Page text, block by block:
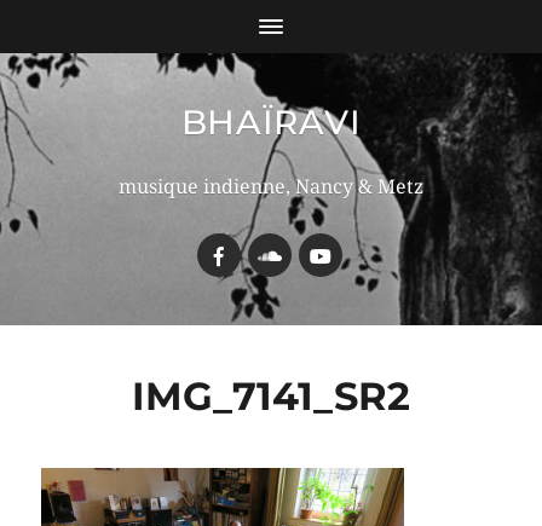
BHAÏRAVI
musique indienne, Nancy & Metz
IMG_7141_SR2